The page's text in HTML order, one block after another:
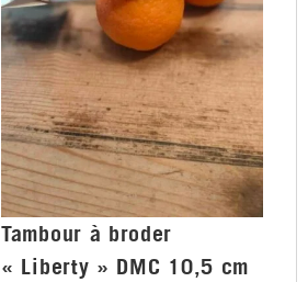
Tambour à broder
« Liberty » DMC 10,5 cm